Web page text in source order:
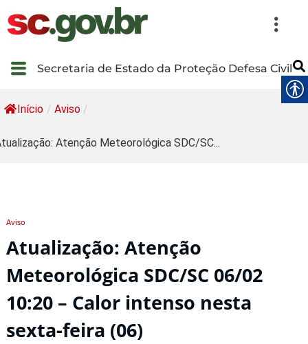
Secretaria de Estado da Proteção Defesa Civil
Início / Aviso /
Atenção Meteorológica SDC/SC...
Aviso
Atualização: Atenção
Meteorológica SDC/SC 06/02
10:20 – Calor intenso nesta
sexta-feira (06)